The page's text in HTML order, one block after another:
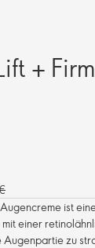
+
ist
einer
zu